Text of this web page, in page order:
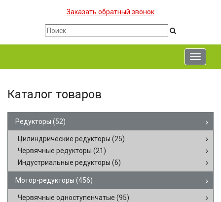
Заказать обратный звонок
Toggle
Каталог товаров
Редукторы (52)
Цилиндрические редукторы (25)
Червячные редукторы (21)
Индустриальные редукторы (6)
Мотор-редукторы (456)
Червячные одноступенчатые (95)